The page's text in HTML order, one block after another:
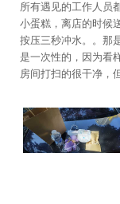
所有遇见的工作人员
小蛋糕，离店的时候
按压三秒冲水。。那
是一次性的，因为看
房间打扫的很干净，
道是不是上个客人落
就完事了。